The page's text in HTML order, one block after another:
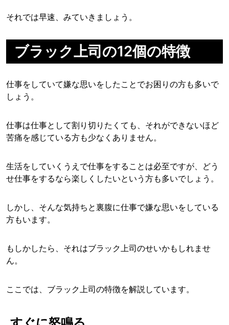
それでは早速、みていきましょう。
ブラック上司の12個の特徴
仕事をしていて嫌な思いをしたことでお困りの方も多いで
しょう。
仕事は仕事として割り切りたくても、それができないほど
苦痛を感じている方も少なくありません。
生活をしていくうえで仕事をすることは必至ですが、どう
せ仕事をするなら楽しくしたいという方も多いでしょう。
しかし、そんな気持ちと裏腹に仕事で嫌な思いをしている
方もいます。
もしかしたら、それはブラック上司のせいかもしれませ
ん。
ここでは、ブラック上司の特徴を解説しています。